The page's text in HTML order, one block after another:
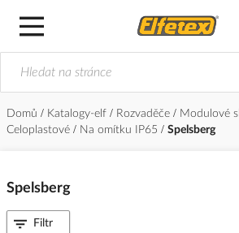
Domů Katalogy-elf Rozvaděče
Modulové
Celoplastové
Na omítku IP65 Spelsberg
Spelsberg
Filtr